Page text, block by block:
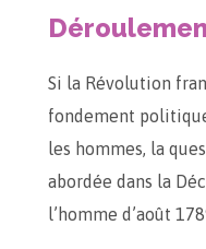
Si la Révolution
fondement
les hommes, la
abordée dans la
l’homme d’août